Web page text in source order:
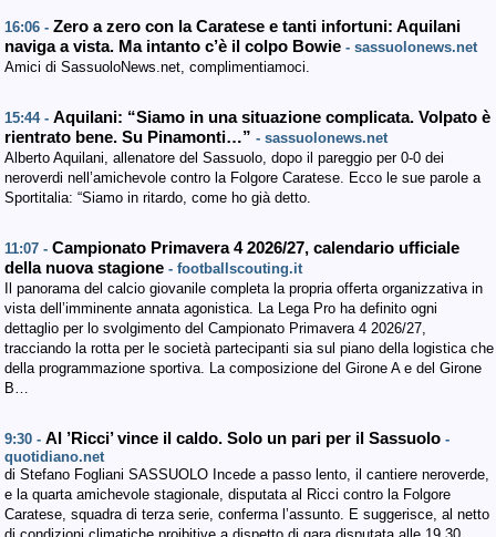
16:06 - Zero a zero con la Caratese e tanti infortuni: Aquilani
naviga a vista. Ma intanto c’è il colpo Bowie - sassuolonews.net
Amici di SassuoloNews.net, complimentiamoci.
15:44 - Aquilani: “Siamo in una situazione complicata. Volpato è
rientrato bene. Su Pinamonti…” - sassuolonews.net
Alberto Aquilani, allenatore del Sassuolo, dopo il pareggio per 0-0 dei
neroverdi nell’amichevole contro la Folgore Caratese. Ecco le sue parole a
Sportitalia: “Siamo in ritardo, come ho già detto.
11:07 - Campionato Primavera 4 2026/27, calendario ufficiale
della nuova stagione - footballscouting.it
Il panorama del calcio giovanile completa la propria offerta organizzativa in
vista dell’imminente annata agonistica. La Lega Pro ha definito ogni
dettaglio per lo svolgimento del Campionato Primavera 4 2026/27,
tracciando la rotta per le società partecipanti sia sul piano della logistica che
della programmazione sportiva. La composizione del Girone A e del Girone
B…
9:30 - Al ’Ricci’ vince il caldo. Solo un pari per il Sassuolo -
quotidiano.net
di Stefano Fogliani SASSUOLO Incede a passo lento, il cantiere neroverde,
e la quarta amichevole stagionale, disputata al Ricci contro la Folgore
Caratese, squadra di terza serie, conferma l’assunto. E suggerisce, al netto